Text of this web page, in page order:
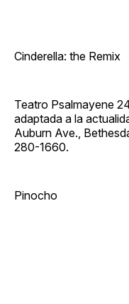
Cinderella: the Remix
Teatro Psalmayene
adaptada a la
Auburn Ave.,
280-1660.
Pinocho